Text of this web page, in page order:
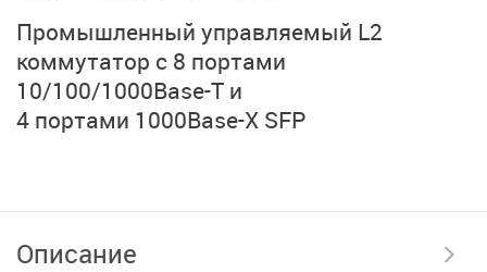
Промышленный управляемый L2
коммутатор с 8 портами
10/100/1000Base-T и
4 портами 1000Base-X SFP
Описание